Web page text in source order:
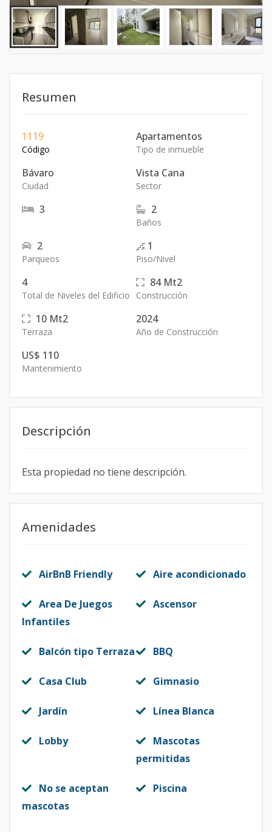
Resumen
1119
Código
Apartamentos
Tipo de inmueble
Bávaro
Ciudad
Vista Cana
Sector
3 2
Baños
2
Parqueos
1
Piso/Nivel
4
Total de Niveles del Edificio
84 Mt2
Construcción
10 Mt2
Terraza
2024
Año de Construcción
US$ 110
Mantenimiento
Descripción
Esta propiedad no tiene descripción.
Amenidades
AirBnB Friendly Aire acondicionado
Area De Juegos
Infantiles
Ascensor
Balcón tipo Terraza BBQ
Casa Club Gimnasio
Jardín Línea Blanca
Lobby
Mascotas
permitidas
No se aceptan
mascotas
Piscina